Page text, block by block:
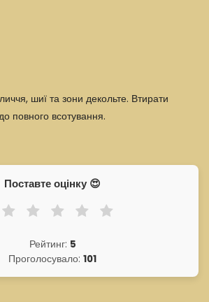
шиї та зони декольте. Втирати
повного всотування.
Поставте оцінку 😍
Рейтинг: 5
Проголосувало: 101